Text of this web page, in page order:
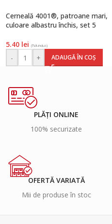
Cerneală 4001®, patroane mari,
culoare albastru închis, set 5
5.40 lei (TVA inclus)
- + ADAUGĂ ÎN COȘ
PLĂȚI ONLINE
100% securizate
OFERTĂ VARIATĂ
Mii de produse în stoc